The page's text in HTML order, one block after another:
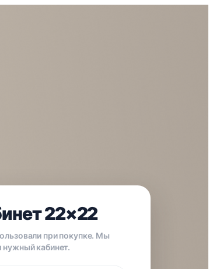
22×22
при покупке. Мы
кабинет.